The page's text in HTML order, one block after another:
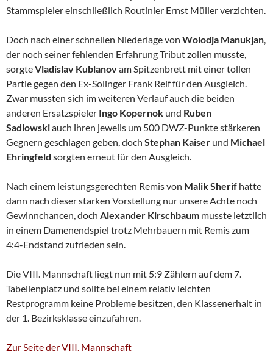
Stammspieler einschließlich Routinier Ernst Müller verzichten.
Doch nach einer schnellen Niederlage von Wolodja Manukjan,
der noch seiner fehlenden Erfahrung Tribut zollen musste,
sorgteVladislav Kublanovam Spitzenbrett mit einer tollen
Partie gegen den Ex-Solinger Frank Reif für den Ausgleich.
Zwar mussten sich im weiteren Verlauf auch die beiden
anderen Ersatzspieler Ingo Kopernok und Ruben
Sadlowskiauch ihren jeweils um 500 DWZ-Punkte stärkeren
Gegnern geschlagen geben, doch Stephan Kaiser und Michael
Ehringfeld sorgten erneut für den Ausgleich.
Nach einem leistungsgerechten Remis von Malik Sherif hatte
dann nach dieser starken Vorstellung nur unsere Achte noch
Gewinnchancen, doch Alexander Kirschbaum musste letztlich
in einem Damenendspiel trotz Mehrbauern mit Remis zum
4:4-Endstand zufrieden sein.
Die VIII. Mannschaft liegt nun mit 5:9 Zählern auf dem 7.
Tabellenplatz und sollte bei einem relativ leichten
Restprogramm keine Probleme besitzen, den Klassenerhalt in
der 1. Bezirksklasse einzufahren.
Zur Seite der VIII. Mannschaft